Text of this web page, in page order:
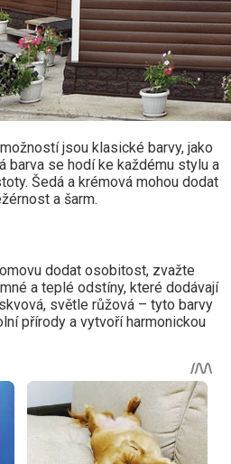
jsou klasické barvy, jako
barva se hodí ke každému stylu a
Šedá a krémová mohou dodat
a šarm.
dodat osobitost, zvažte
a teplé odstíny, které dodávají
světle růžová – tyto barvy
přírody a vytvoří harmonickou